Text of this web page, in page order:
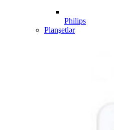
Philips
Planşetlər